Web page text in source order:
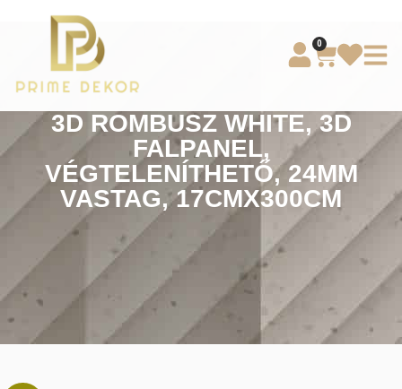
0
3D ROMBUSZ WHITE, 3D
FALPANEL,
VÉGTELENÍTHETŐ, 24MM
VASTAG, 17CMX300CM